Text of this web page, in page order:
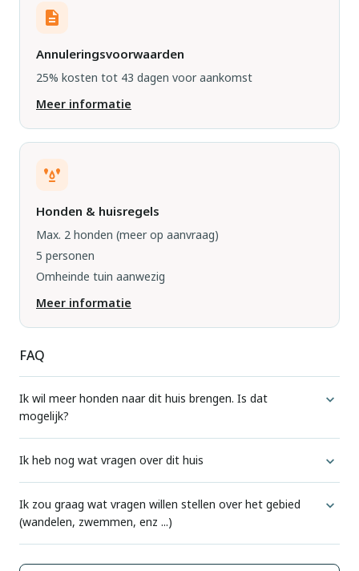
Annuleringsvoorwaarden
25% kosten tot 43 dagen voor aankomst
Meer informatie
Honden & huisregels
Max. 2 honden (meer op aanvraag)
5 personen
Omheinde tuin aanwezig
Meer informatie
FAQ
Ik wil meer honden naar dit huis brengen. Is dat
mogelijk?
Voor elke accommodatie geven we aan hoeveel honden
standaard zijn toegestaan.
Als u wilt weten of meer honden hier zijn toegestaan, kunt u
dit altijd doen via een verzoek. U doet dit via de normale
reserveringsmethode (website). Dit is de enige manier
Ik heb nog wat vragen over dit huis
Wij beschikken niet op voorhand over meer informatie dan
wij op de website al tonen. Extra vragen worden altijd
gesteld aan de huiseigenaar.
Ik zou graag wat vragen willen stellen over het gebied
(wandelen, zwemmen, enz ...)
DogsIncluded geeft algemene informatie over de